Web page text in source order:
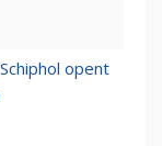
opent